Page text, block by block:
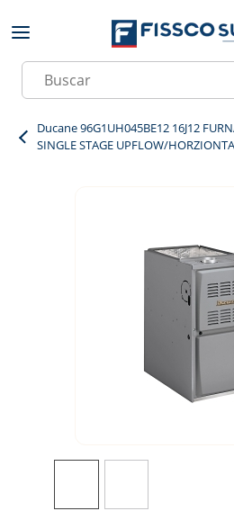
Skip to main content
Site Search
Ducane 96G1UH045BE12 16J12
SINGLE STAGE UPFLOW/